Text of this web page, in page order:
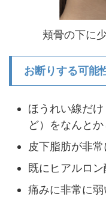
頬骨の下に
お断りする可能
ほうれい線だ
ど）をなんと
皮下脂肪が非
既にヒアルロ
痛みに非常に